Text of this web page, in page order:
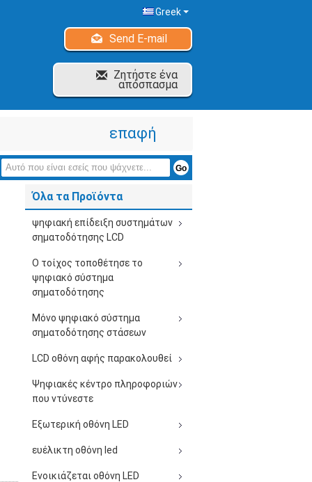
Greek
Send E-mail
Ζητήστε ένα
απόσπασμα
επαφή
Όλα τα Προϊόντα
ψηφιακή επίδειξη συστημάτων
σηματοδότησης LCD
Ο τοίχος τοποθέτησε το
ψηφιακό σύστημα
σηματοδότησης
Μόνο ψηφιακό σύστημα
σηματοδότησης στάσεων
LCD οθόνη αφής παρακολουθεί
Ψηφιακές κέντρο πληροφοριών
που ντύνεστε
Εξωτερική οθόνη LED
ευέλικτη οθόνη led
Ενοικιάζεται οθόνη LED